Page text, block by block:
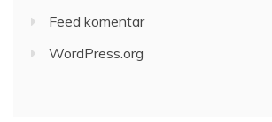
Feed komentar
WordPress.org